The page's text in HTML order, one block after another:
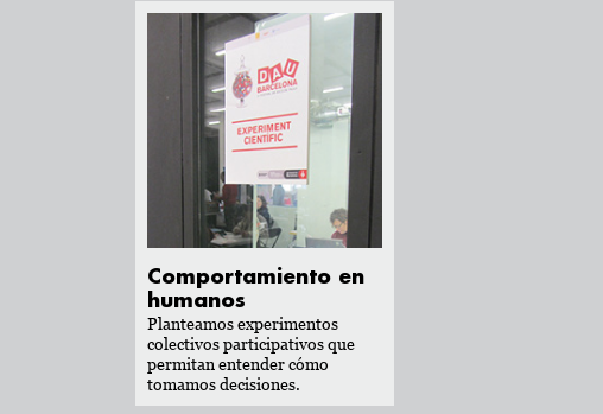
Comportamiento en
humanos
Planteamos experimentos
colectivos participativos que
permitan entender cómo
tomamos decisiones.